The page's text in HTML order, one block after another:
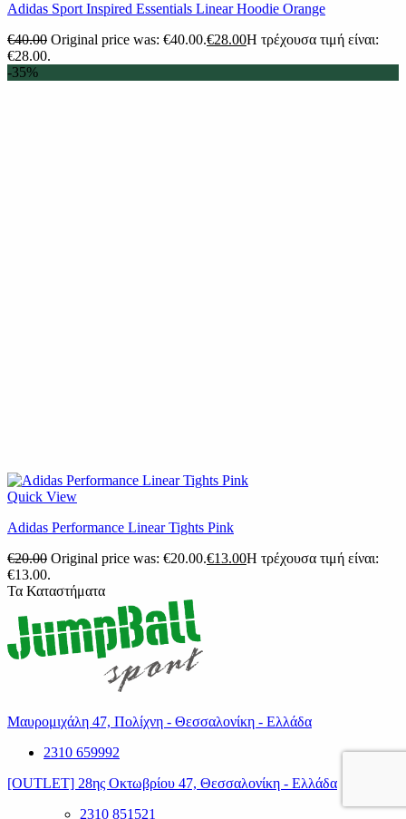
Adidas Sport Inspired Essentials Linear Hoodie Orange
€40.00 Original price was: €40.00.€28.00Η τρέχουσα τιμή είναι:
€28.00.
-35%
Quick View
Adidas Performance Linear Tights Pink
€20.00 Original price was: €20.00.€13.00Η τρέχουσα τιμή είναι:
€13.00.
Τα Καταστήματα
Μαυρομιχάλη 47, Πολίχνη - Θεσσαλονίκη - Ελλάδα
2310 659992
[OUTLET] 28ης Οκτωβρίου 47, Θεσσαλονίκη - Ελλάδα
2310 851521